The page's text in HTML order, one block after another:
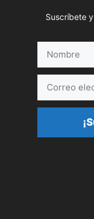
Suscríbete
electrónico